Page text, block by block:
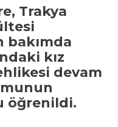
Trakya
bakımda
kız
devam
öğrenildi.